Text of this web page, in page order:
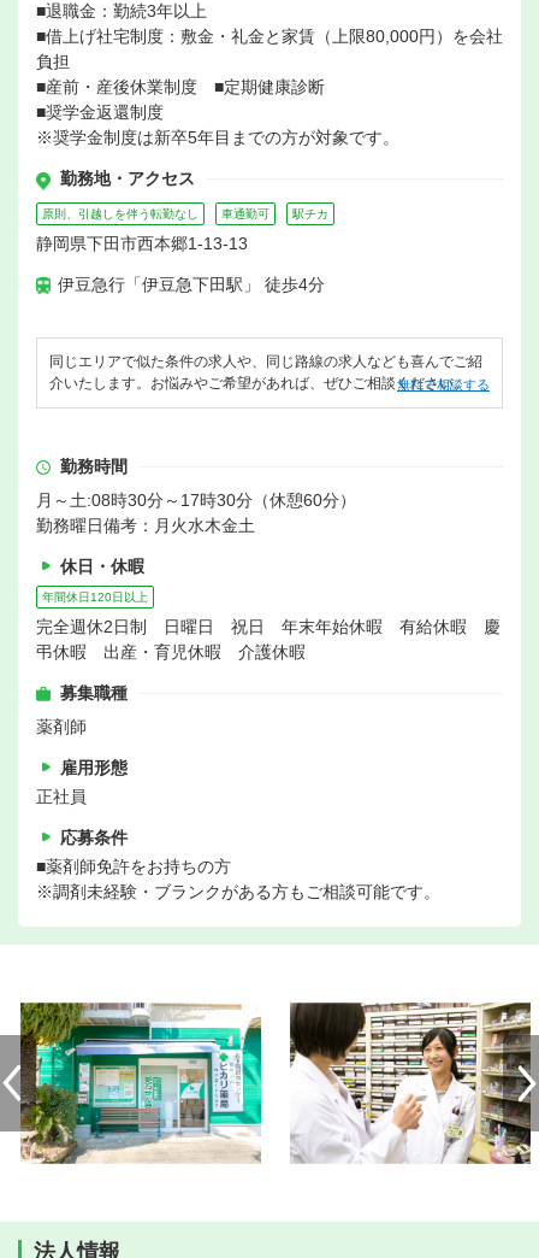
■退職金：勤続3年以上
■借上げ社宅制度：敷金・礼金と家賃（上限80,000円）を会社
負担
■産前・産後休業制度 ■定期健康診断
■奨学金返還制度
※奨学金制度は新卒5年目までの方が対象です。
勤務地・アクセス
原則、引越しを伴う転勤なし 車通勤可 駅チカ
静岡県下田市西本郷1-13-13
伊豆急行「伊豆急下田駅」 徒歩4分
同じエリアで似た条件の求人や、同じ路線の求人なども喜んでご紹
介いたします。お悩みやご希望があれば、ぜひご相談ください。
無料で相談する
勤務時間
月～土:08時30分～17時30分（休憩60分）
勤務曜日備考：月火水木金土
休日・休暇
年間休日120日以上
完全週休2日制 日曜日 祝日 年末年始休暇 有給休暇 慶
弔休暇 出産・育児休暇 介護休暇
募集職種
薬剤師
雇用形態
正社員
応募条件
■薬剤師免許をお持ちの方
※調剤未経験・ブランクがある方もご相談可能です。
法人情報